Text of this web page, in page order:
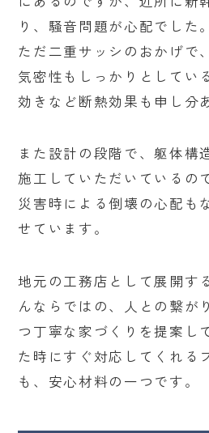
り、騒音問題が心配でした。
ただ二重サッシのおかげで
気密性もしっかりとしてい
効きなど断熱効果も申し分
また設計の段階で、躯体構
施工していただいているの
災害時による倒壊の心配も
せています。
地元の工務店として展開す
んならではの、人との繋が
つ丁寧な家づくりを提案し
た時にすぐ対応してくれる
も、安心材料の一つです。